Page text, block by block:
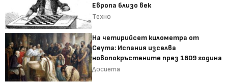
Европа близо век
Техно
На четирийсет километра от
Сеута: Испания изселва
новопокръстените през 1609 година
Досиета